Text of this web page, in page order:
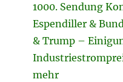
1000. Sendung
Espendiller &
& Trump –
mehr